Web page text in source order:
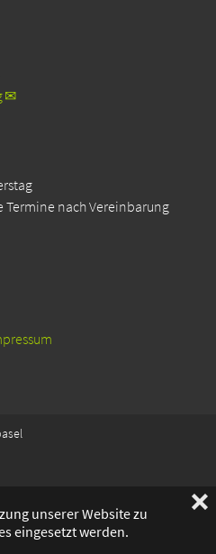
unserer Website zu
eingesetzt werden.
❌
Termine nach Vereinbarung